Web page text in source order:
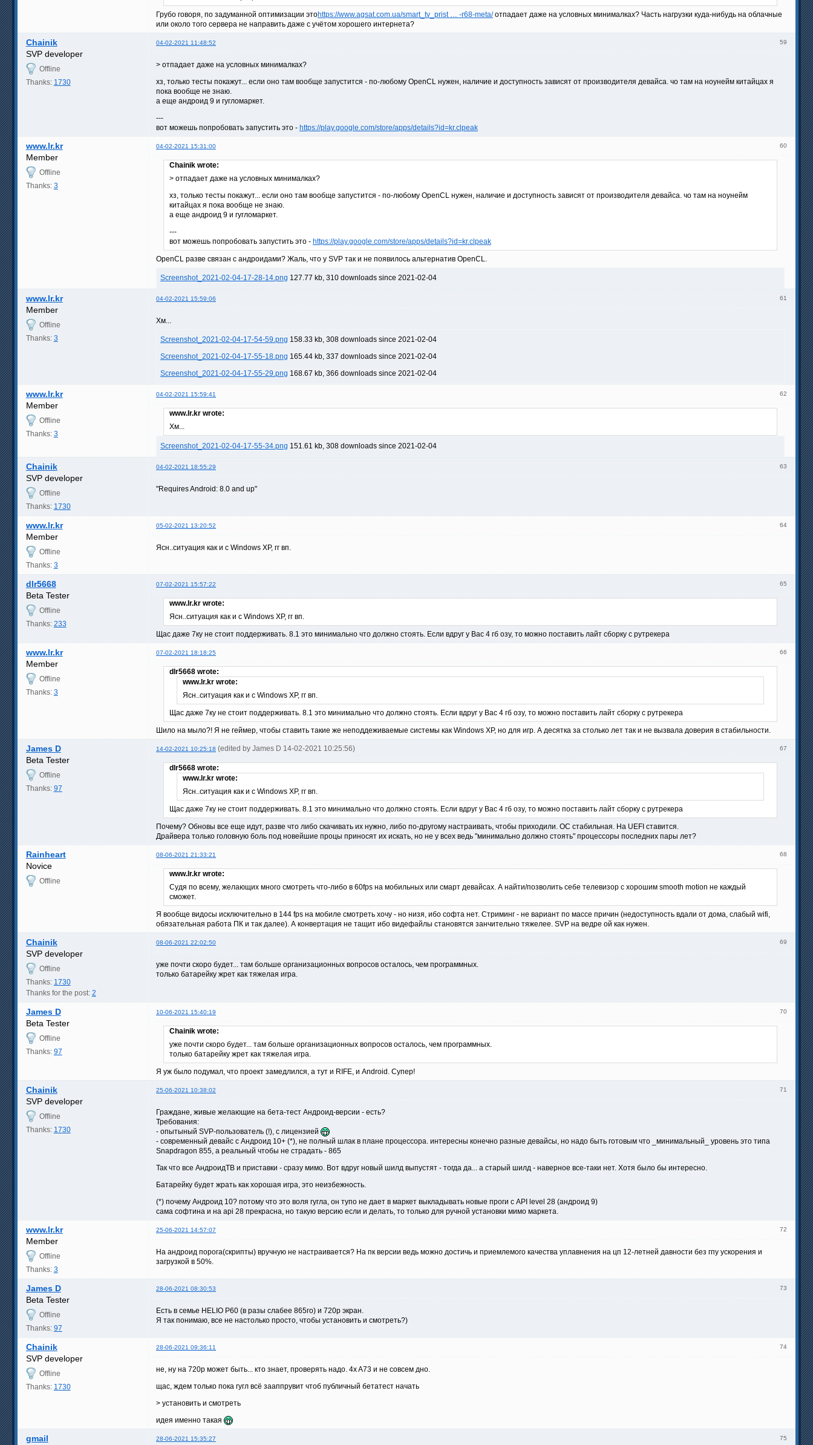
Грубо говоря, по задуманной оптимизации этоhttps://www.agsat.com.ua/smart_tv_prist … -r68-meta/отпадает даже на условных минималках? Часть нагрузки куда-нибудь на облачные
или около того сервера не направить даже с учётом хорошего интернета?
59
Chainik 04-02-2021 11:48:52
SVP developer
Offline
Thanks: 1730
> отпадает даже на условных минималках?
хз, только тесты покажут... если оно там вообще запустится - по-любому OpenCL нужен, наличие и доступность зависят от производителя девайса. чо там на ноунейм китайцах я
пока вообще не знаю.
а еще андроид 9 и гугломаркет.
---
вот можешь попробовать запустить это - https://play.google.com/store/apps/details?id=kr.clpeak
60
www.lr.kr 04-02-2021 15:31:00
Member
Offline
Thanks: 3
Chainik wrote:
> отпадает даже на условных минималках?
хз, только тесты покажут... если оно там вообще запустится - по-любому OpenCL нужен, наличие и доступность зависят от производителя девайса. чо там на ноунейм
китайцах я пока вообще не знаю.
а еще андроид 9 и гугломаркет.
---
вот можешь попробовать запустить это - https://play.google.com/store/apps/details?id=kr.clpeak
OpenCL разве связан с андроидами? Жаль, что у SVP так и не появилось альтернатив OpenCL.
Screenshot_2021-02-04-17-28-14.png 127.77 kb, 310 downloads since 2021-02-04
61
www.lr.kr 04-02-2021 15:59:06
Member
Offline
Thanks: 3
Хм...
Screenshot_2021-02-04-17-54-59.png 158.33 kb, 308 downloads since 2021-02-04
Screenshot_2021-02-04-17-55-18.png 165.44 kb, 337 downloads since 2021-02-04
Screenshot_2021-02-04-17-55-29.png 168.67 kb, 366 downloads since 2021-02-04
62
www.lr.kr 04-02-2021 15:59:41
Member
Offline
Thanks: 3
www.lr.kr wrote:
Хм...
Screenshot_2021-02-04-17-55-34.png 151.61 kb, 308 downloads since 2021-02-04
63
Chainik 04-02-2021 18:55:29
SVP developer
Offline
Thanks: 1730
"Requires Android: 8.0 and up"
64
www.lr.kr 05-02-2021 13:20:52
Member
Offline
Thanks: 3
Ясн..ситуация как и с Windows XP, гг вп.
65
dlr5668 07-02-2021 15:57:22
Beta Tester
Offline
Thanks: 233
www.lr.kr wrote:
Ясн..ситуация как и с Windows XP, гг вп.
Щас даже 7ку не стоит поддерживать. 8.1 это минимально что должно стоять. Если вдруг у Вас 4 гб озу, то можно поставить лайт сборку с рутрекера
66
www.lr.kr 07-02-2021 18:18:25
Member
Offline
Thanks: 3
dlr5668 wrote:
www.lr.kr wrote:
Ясн..ситуация как и с Windows XP, гг вп.
Щас даже 7ку не стоит поддерживать. 8.1 это минимально что должно стоять. Если вдруг у Вас 4 гб озу, то можно поставить лайт сборку с рутрекера
Шило на мыло?! Я не геймер, чтобы ставить такие же неподдеживаемые системы как Windows XP, но для игр. А десятка за столько лет так и не вызвала доверия в стабильности.
67
James D 14-02-2021 10:25:18 (edited by James D 14-02-2021 10:25:56)
Beta Tester
Offline
Thanks: 97
dlr5668 wrote:
www.lr.kr wrote:
Ясн..ситуация как и с Windows XP, гг вп.
Щас даже 7ку не стоит поддерживать. 8.1 это минимально что должно стоять. Если вдруг у Вас 4 гб озу, то можно поставить лайт сборку с рутрекера
Почему? Обновы все еще идут, разве что либо скачивать их нужно, либо по-другому настраивать, чтобы приходили. ОС стабильная. На UEFI ставится.
Драйвера только головную боль под новейшие процы приносят их искать, но не у всех ведь "минимально должно стоять" процессоры последних пары лет?
68
Rainheart 08-06-2021 21:33:21
Novice
Offline
www.lr.kr wrote:
Судя по всему, желающих много смотреть что-либо в 60fps на мобильных или смарт девайсах. А найти/позволить себе телевизор с хорошим smooth motion не каждый
сможет.
Я вообще видосы исключительно в 144 fps на мобиле смотреть хочу - но низя, ибо софта нет. Стриминг - не вариант по массе причин (недоступность вдали от дома, слабый wifi,
обязательная работа ПК и так далее). А конвертация не тащит ибо видефайлы становятся занчительно тяжелее. SVP на ведре ой как нужен.
69
Chainik 08-06-2021 22:02:50
SVP developer
Offline
Thanks: 1730
Thanks for the post: 2
уже почти скоро будет... там больше организационных вопросов осталось, чем программных.
только батарейку жрет как тяжелая игра.
70
James D 10-06-2021 15:40:19
Beta Tester
Offline
Thanks: 97
Chainik wrote:
уже почти скоро будет... там больше организационных вопросов осталось, чем программных.
только батарейку жрет как тяжелая игра.
Я уж было подумал, что проект замедлился, а тут и RIFE, и Android. Супер!
71
Chainik 25-06-2021 10:38:02
SVP developer
Offline
Thanks: 1730
Граждане, живые желающие на бета-тест Андроид-версии - есть?
Требования:
- опытыный SVP-пользователь (!), с лицензией
- современный девайс с Андроид 10+ (*), не полный шлак в плане процессора. интересны конечно разные девайсы, но надо быть готовым что _минимальный_ уровень это типа
Snapdragon 855, а реальный чтобы не страдать - 865
Так что все АндроидТВ и приставки - сразу мимо. Вот вдруг новый шилд выпустят - тогда да... а старый шилд - наверное все-таки нет. Хотя было бы интересно.
Батарейку будет жрать как хорошая игра, это неизбежность.
(*) почему Андроид 10? потому что это воля гугла, он тупо не дает в маркет выкладывать новые проги с API level 28 (андроид 9)
сама софтина и на api 28 прекрасна, но такую версию если и делать, то только для ручной установки мимо маркета.
72
www.lr.kr 25-06-2021 14:57:07
Member
Offline
Thanks: 3
На андроид порога(скрипты) вручную не настраивается? На пк версии ведь можно достичь и приемлемого качества уплавнения на цп 12-летней давности без гпу ускорения и
загрузкой в 50%.
73
James D 28-06-2021 08:30:53
Beta Tester
Offline
Thanks: 97
Есть в семье HELIO P60 (в разы слабее 865го) и 720p экран.
Я так понимаю, все не настолько просто, чтобы установить и смотреть?)
74
Chainik 28-06-2021 09:36:11
SVP developer
Offline
Thanks: 1730
не, ну на 720p может быть... кто знает, проверять надо. 4x A73 и не совсем дно.
щас, ждем только пока гугл всё зааппрувит чтоб публичный бетатест начать
> установить и смотреть
идея именно такая
75
gmail 28-06-2021 15:35:27